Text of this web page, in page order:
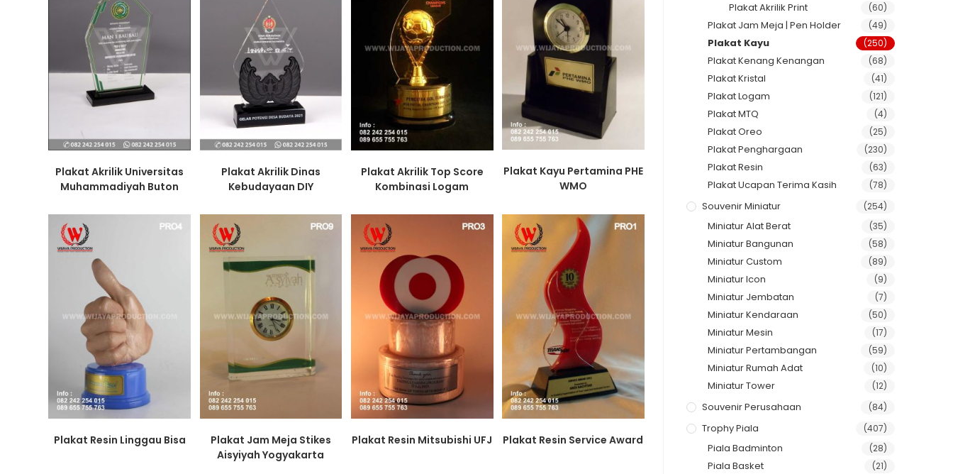
Plakat Akrilik Universitas
Muhammadiyah Buton
Plakat Akrilik Dinas
Kebudayaan DIY
Plakat Akrilik Top Score
Kombinasi Logam
Plakat Kayu Pertamina PHE
WMO
Plakat Resin Linggau Bisa
Plakat Jam Meja Stikes
Aisyiyah Yogyakarta
Plakat Resin Mitsubishi UFJ Plakat Resin Service Award
Plakat Akrilik Print (60)
Plakat Jam Meja | Pen Holder (49)
Plakat Kayu (250)
Plakat Kenang Kenangan (68)
Plakat Kristal (41)
Plakat Logam (121)
Plakat MTQ (4)
Plakat Oreo (25)
Plakat Penghargaan (230)
Plakat Resin (63)
Plakat Ucapan Terima Kasih (78)
Souvenir Miniatur (254)
Miniatur Alat Berat (35)
Miniatur Bangunan (58)
Miniatur Custom (89)
Miniatur Icon (9)
Miniatur Jembatan (7)
Miniatur Kendaraan (50)
Miniatur Mesin (17)
Miniatur Pertambangan (59)
Miniatur Rumah Adat (10)
Miniatur Tower (12)
Souvenir Perusahaan (84)
Trophy Piala (407)
Piala Badminton (28)
Piala Basket (21)